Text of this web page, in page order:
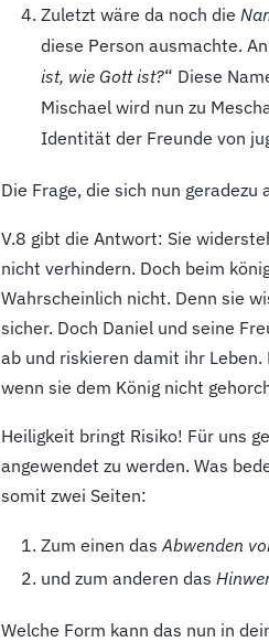
Zuletzt wäre da noch die
diese Person ausmachte.
ist, wie Gott ist?“ Diese
Mischael wird nun zu
Identität der Freunde von
Die Frage, die sich nun
V.8 gibt die Antwort: Sie
nicht verhindern. Doch beim
Wahrscheinlich nicht. Denn sie
sicher. Doch Daniel und seine
ab und riskieren damit ihr
wenn sie dem König nicht
Heiligkeit bringt Risiko! Für uns
angewendet zu werden. Was
somit zwei Seiten:
Zum einen dasAbwenden
und zum anderen das
Welche Form kann das nun in